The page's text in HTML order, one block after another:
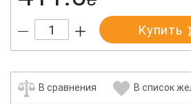
Купить
В сравнения В список